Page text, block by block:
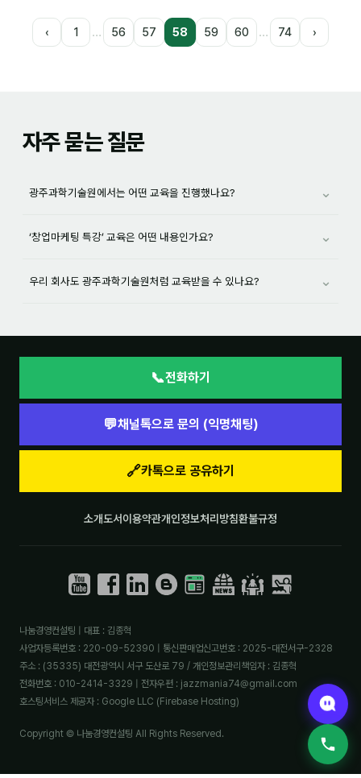
‹ 1 … 56 57 58 59 60 … 74 ›
자주 묻는 질문
광주과학기술원에서는 어떤 교육을 진행했나요? ⌄
‘창업마케팅 특강’ 교육은 어떤 내용인가요? ⌄
우리 회사도 광주과학기술원처럼 교육받을 수 있나요? ⌄
📞전화하기
💬채널톡으로 문의 (익명채팅)
🔗카톡으로 공유하기
소개도서이용약관개인정보처리방침환불규정
나눔경영컨설팅 | 대표 : 김종혁
사업자등록번호 : 220-09-52390 | 통신판매업신고번호 : 2025-대전서구-2328
주소 : (35335) 대전광역시 서구 도산로 79 / 개인정보관리책임자 : 김종혁
전화번호 : 010-2414-3329 | 전자우편 : jazzmania74@gmail.com
호스팅서비스 제공자 : Google LLC (Firebase Hosting)
Copyright © 나눔경영컨설팅 All Rights Reserved.